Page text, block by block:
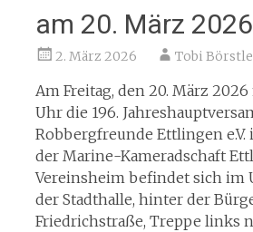
am 20. März 2026
2. März 2026 Tobi
Am Freitag, den 20. März
Uhr die 196.
Robbergfreunde Ettlingen
der Marine-Kameradschaft
Vereinsheim befindet sich im
der Stadthalle, hinter der
Friedrichstraße, Treppe links